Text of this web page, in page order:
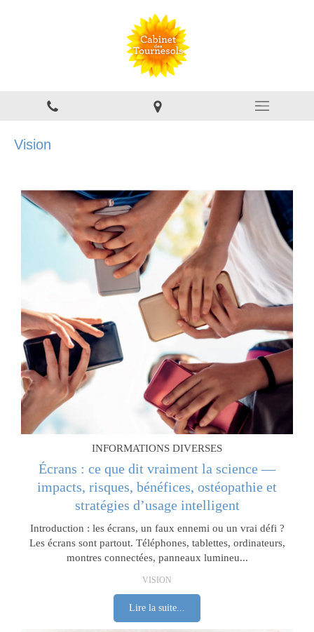
Vision
INFORMATIONS DIVERSES
Écrans : ce que dit vraiment la science —
impacts, risques, bénéfices, ostéopathie et
stratégies d’usage intelligent
Introduction : les écrans, un faux ennemi ou un vrai défi ?
Les écrans sont partout. Téléphones, tablettes, ordinateurs,
montres connectées, panneaux lumineu...
VISION
Lire la suite...